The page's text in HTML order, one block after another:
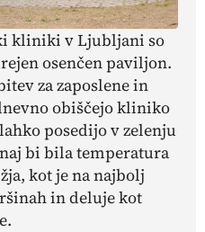
kliniki v Ljubljani so
osenčen paviljon.
za zaposlene in
obiščejo kliniko
posedijo v zelenju
bi bila temperatura
kot je na najbolj
in deluje kot